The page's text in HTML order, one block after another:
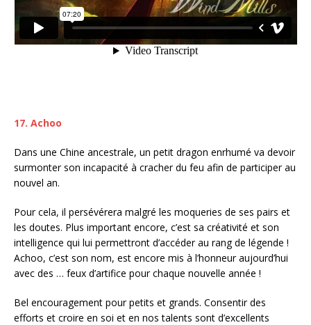
17. Achoo
Dans une Chine ancestrale, un petit dragon enrhumé va devoir
surmonter son incapacité à cracher du feu afin de participer au
nouvel an.
Pour cela, il persévérera malgré les moqueries de ses pairs et
les doutes. Plus important encore, c’est sa créativité et son
intelligence qui lui permettront d’accéder au rang de légende !
Achoo, c’est son nom, est encore mis à l’honneur aujourd’hui
avec des … feux d’artifice pour chaque nouvelle année !
Bel encouragement pour petits et grands. Consentir des
efforts et croire en soi et en nos talents sont d’excellents